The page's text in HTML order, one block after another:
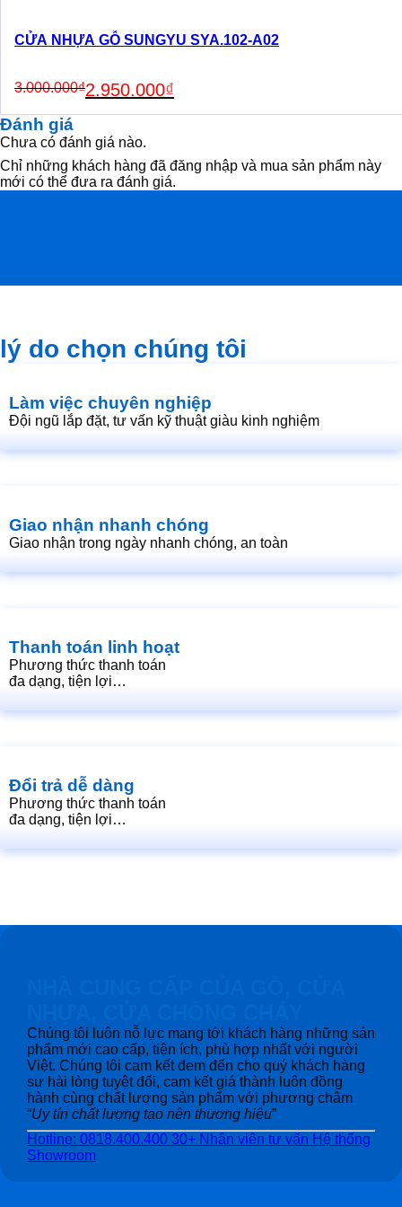
CỬA NHỰA GỖ SUNGYU SYA.102-A02
3.000.000₫
price
was:
2.950.000₫
price
is:
Đánh giá
Chưa có đánh giá nào.
Chỉ những khách hàng đã đăng nhập và mua sản phẩm này
mới có thể đưa ra đánh giá.
lý do chọn chúng tôi
Làm việc chuyên nghiệp
Đội ngũ lắp đặt, tư vấn kỹ thuật giàu kinh nghiệm
Giao nhận nhanh chóng
Giao nhận trong ngày nhanh chóng, an toàn
Thanh toán linh hoạt
Phương thức thanh toán
đa dạng, tiện lợi…
Đổi trả dễ dàng
Phương thức thanh toán
đa dạng, tiện lợi…
Chúng tôi luôn nỗ lực mang tới khách hàng những sản
phẩm mới cao cấp, tiện ích, phù hợp nhất với người
Việt. Chúng tôi cam kết đem đến cho quý khách hàng
sự hài lòng tuyệt đối, cam kết giá thành luôn đồng
hành cùng chất lượng sản phẩm với phương châm
“Uy tín chất lượng tạo nên thương hiệu”
Hotline: 0818.400.400 30+ Nhân viên tư vấn Hệ thống
Showroom